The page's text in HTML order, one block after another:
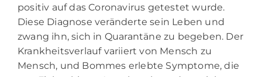
positiv auf das Coronavirus getestet wurde.
Diese Diagnose veränderte sein Leben und
zwang ihn, sich in Quarantäne zu begeben. Der
Krankheitsverlauf variiert von Mensch zu
Mensch, und Bommes erlebte Symptome, die